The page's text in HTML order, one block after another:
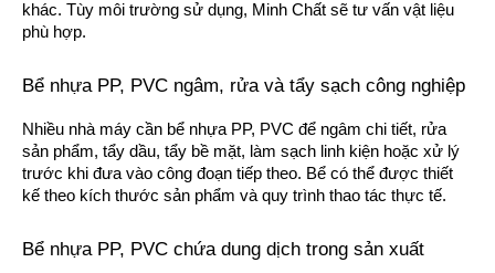
khác. Tùy môi trường sử dụng, Minh Chất sẽ tư vấn vật liệu
phù hợp.
Bể nhựa PP, PVC ngâm, rửa và tẩy sạch công nghiệp
Nhiều nhà máy cần bể nhựa PP, PVC để ngâm chi tiết, rửa
sản phẩm, tẩy dầu, tẩy bề mặt, làm sạch linh kiện hoặc xử lý
trước khi đưa vào công đoạn tiếp theo. Bể có thể được thiết
kế theo kích thước sản phẩm và quy trình thao tác thực tế.
Bể nhựa PP, PVC chứa dung dịch trong sản xuất